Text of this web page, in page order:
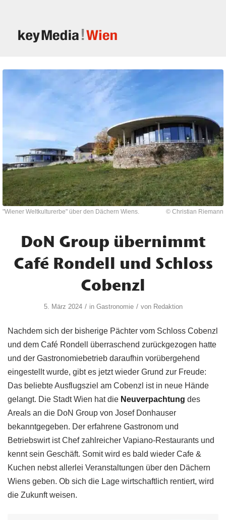
"Wiener Weltkulturerbe" über den Dächern Wiens. © Christian Riemann
DoN Group übernimmt
Café Rondell und Schloss
Cobenzl
5. März 2024 / in Gastronomie / von Redaktion
Nachdem sich der bisherige Pächter vom Schloss Cobenzl
und dem Café Rondell überraschend zurückgezogen hatte
und der Gastronomiebetrieb daraufhin vorübergehend
eingestellt wurde, gibt es jetzt wieder Grund zur Freude:
Das beliebte Ausflugsziel am Cobenzl ist in neue Hände
gelangt. Die Stadt Wien hat die Neuverpachtung des
Areals an die DoN Group von Josef Donhauser
bekanntgegeben. Der erfahrene Gastronom und
Betriebswirt ist Chef zahlreicher Vapiano-Restaurants und
kennt sein Geschäft. Somit wird es bald wieder Cafe &
Kuchen nebst allerlei Veranstaltungen über den Dächern
Wiens geben. Ob sich die Lage wirtschaftlich rentiert, wird
die Zukunft weisen.